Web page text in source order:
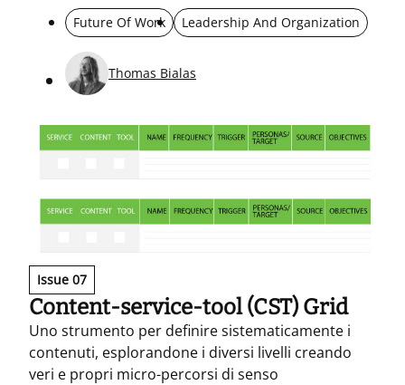
Future Of Work Leadership And Organization
Thomas Bialas
Issue 07
Content-service-tool (CST) Grid
Uno strumento per definire sistematicamente i
contenuti, esplorandone i diversi livelli creando
veri e propri micro-percorsi di senso